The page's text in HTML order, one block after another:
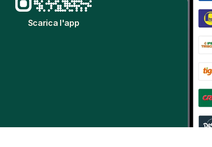
Scarica l'app